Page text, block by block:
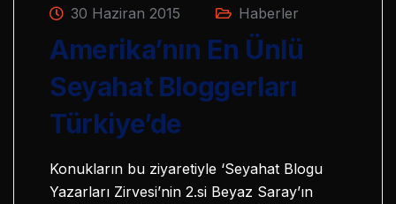
30 Haziran 2015 Haberler
Amerika’nın En Ünlü
Seyahat Bloggerları
Türkiye’de
Konukların bu ziyaretiyle ‘Seyahat Blogu
Yazarları Zirvesi’nin 2.si Beyaz Saray’ın